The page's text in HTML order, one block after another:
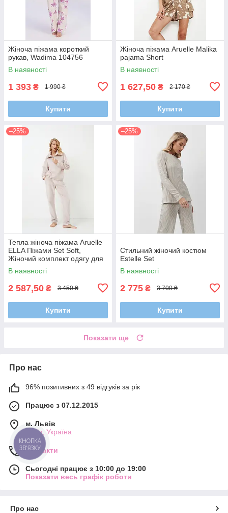
Жіноча піжама короткий
рукав, Wadima 104756
В наявності
1 393 ₴ 1 990 ₴
Купити
Жіноча піжама Aruelle Malika
pajama Short
В наявності
1 627,50 ₴ 2 170 ₴
Купити
–25%
Тепла жіноча піжама Aruelle
ELLA Піжами Set Soft,
Жіночий комплект одягу для
дому та відпочинку
В наявності
2 587,50 ₴ 3 450 ₴
Купити
–25%
Стильний жіночий костюм
Estelle Set
В наявності
2 775 ₴ 3 700 ₴
Купити
Показати ще
Про нас
96% позитивних з 49 відгуків за рік
Працює з 07.12.2015
м. Львів
Львів, Україна
Контакти
Сьогодні працює з 10:00 до 19:00
Показати весь графік роботи
Про нас
КНОПКА
ЗВ'ЯЗКУ